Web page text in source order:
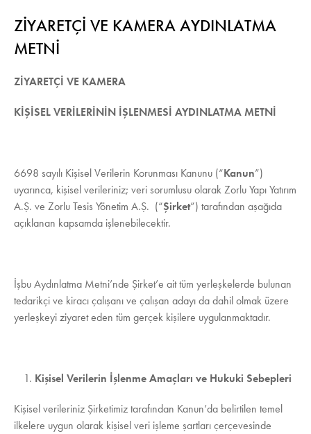
ZİYARETÇİ VE KAMERA AYDINLATMA
METNİ
ZİYARETÇİ VE KAMERA
KİŞİSEL VERİLERİNİN İŞLENMESİ AYDINLATMA METNİ
6698 sayılı Kişisel Verilerin Korunması Kanunu (“Kanun”)
uyarınca, kişisel verileriniz; veri sorumlusu olarak Zorlu Yapı Yatırım
A.Ş. ve Zorlu Tesis Yönetim A.Ş. (“Şirket”) tarafından aşağıda
açıklanan kapsamda işlenebilecektir.
İşbu Aydınlatma Metni’nde Şirket’e ait tüm yerleşkelerde bulunan
tedarikçi ve kiracı çalışanı ve çalışan adayı da dahil olmak üzere
yerleşkeyi ziyaret eden tüm gerçek kişilere uygulanmaktadır.
Kişisel Verilerin İşlenme Amaçları ve Hukuki Sebepleri
Kişisel verileriniz Şirketimiz tarafından Kanun’da belirtilen temel
ilkelere uygun olarak kişisel veri işleme şartları çerçevesinde